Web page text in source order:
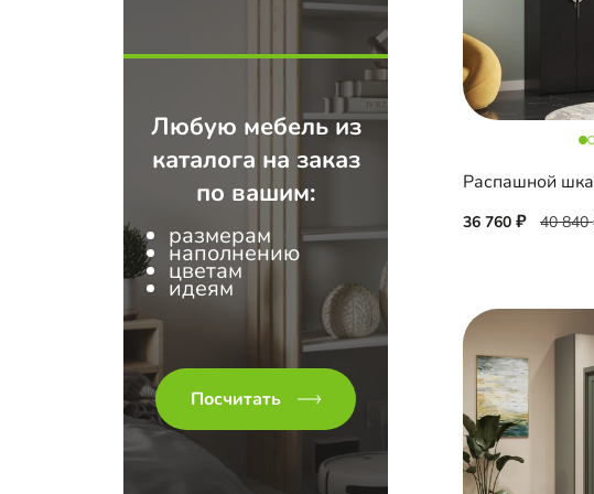
Любую мебель из
каталога на заказ
по вашим:
размерам
наполнению
цветам
идеям
Посчитать
36 760 40 840